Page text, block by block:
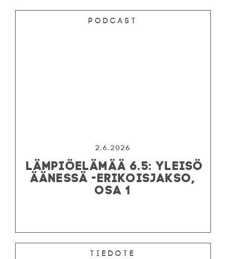
Podcast
2.6.2026
LÄMPIÖELÄMÄÄ 6.5: YLEISÖ
ÄÄNESSÄ -ERIKOISJAKSO,
OSA 1
Tiedote